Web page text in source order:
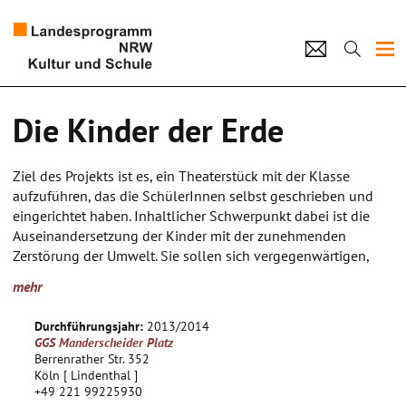
Künstlerpool
Schulen
Kultur und Schule
Die Kinder der Erde
Ziel des Projekts ist es, ein Theaterstück mit der Klasse
aufzuführen, das die SchülerInnen selbst geschrieben und
eingerichtet haben. Inhaltlicher Schwerpunkt dabei ist die
Auseinandersetzung der Kinder mit der zunehmenden
Zerstörung der Umwelt. Sie sollen sich vergegenwärtigen,
und zukünftigen Generationen den Lebensraum entziehen.
Kinder der Erde“. Kinder leiden unter der Zerstörung der Erde,
die ihnen Räume zum Spielen und Atmen entzieht. Sie
erleben, wie ihre Eltern der Hektik des Alltags erliegen und
keine Zeit mehr für ihre Kinder haben. Das wollen diese sich
mehr
Durchführungsjahr: 2013/2014
GGS Manderscheider Platz
Berrenrather Str. 352
Köln [ Lindenthal ]
+49 221 99225930